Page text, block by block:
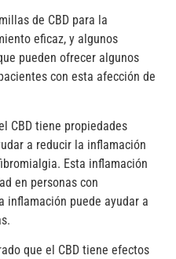
de CBD para la
eficaz, y algunos
pueden ofrecer algunos
con esta afección de
CBD tiene propiedades
a reducir la inflamación
Esta inflamación
en personas con
inflamación puede ayudar a
que el CBD tiene efectos